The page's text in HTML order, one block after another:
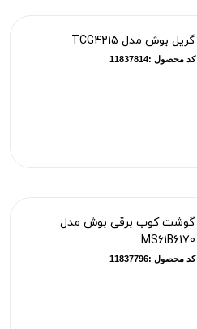
گریل بوش مدل TCG4215
کد محصول :11837814
گوشت کوب برقی بوش مدل
MS61B6170
کد محصول :11837796